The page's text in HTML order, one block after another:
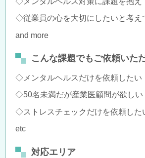
◇従業員の心を大切にしたいと考え
and more
こんな課題でもご依頼いた
◇メンタルヘルスだけを依頼したい
◇50名未満だが産業医顧問が欲しい
◇ストレスチェックだけを依頼した
etc
対応エリア